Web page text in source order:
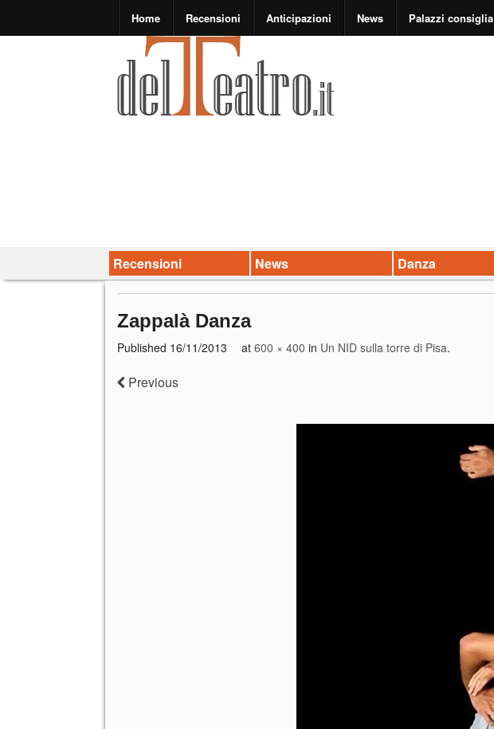
Home Recensioni Anticipazioni News Palazzi consiglia
Recensioni News Danza
Zappalà Danza
Published 16/11/2013 at 600 × 400 in Un NID sulla torre di Pisa.
Previous